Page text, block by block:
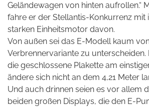
Geländewagen von hinten aufrollen.“
fahre er der Stellantis-Konkurrenz mit
starken Einheitsmotor davon.
Von außen sei das E-Modell kaum
Verbrennervariante zu unterscheiden.
die geschlossene Plakette am
ändere sich nicht an dem 4,21 Meter
Und auch drinnen seien es vor allem
beiden großen Displays, die den E-